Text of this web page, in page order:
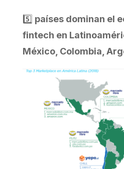
5️⃣ países dominan el
fintech en
México, Colombia,